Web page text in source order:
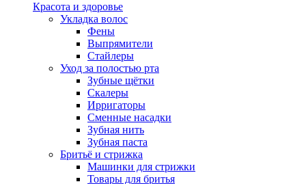
Красота и здоровье
Укладка волос
Фены
Выпрямители
Стайлеры
Уход за полостью рта
Зубные щётки
Скалеры
Ирригаторы
Сменные насадки
Зубная нить
Зубная паста
Бритьё и стрижка
Машинки для стрижки
Товары для бритья